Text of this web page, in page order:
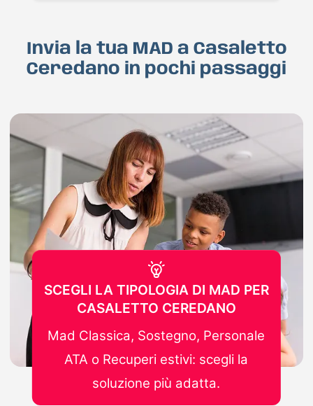
Invia la tua MAD a Casaletto
Ceredano in pochi passaggi
SCEGLI LA TIPOLOGIA DI MAD PER
CASALETTO CEREDANO
Mad Classica, Sostegno, Personale
ATA o Recuperi estivi: scegli la
soluzione più adatta.